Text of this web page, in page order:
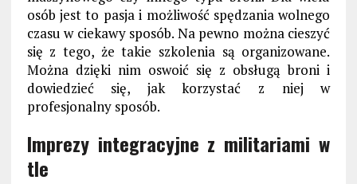
osób jest to pasja i możliwość spędzania wolnego
czasu w ciekawy sposób. Na pewno można cieszyć
się z tego, że takie szkolenia są organizowane.
Można dzięki nim oswoić się z obsługą broni i
dowiedzieć się, jak korzystać z niej w
profesjonalny sposób.
Imprezy integracyjne z militariami w
tle